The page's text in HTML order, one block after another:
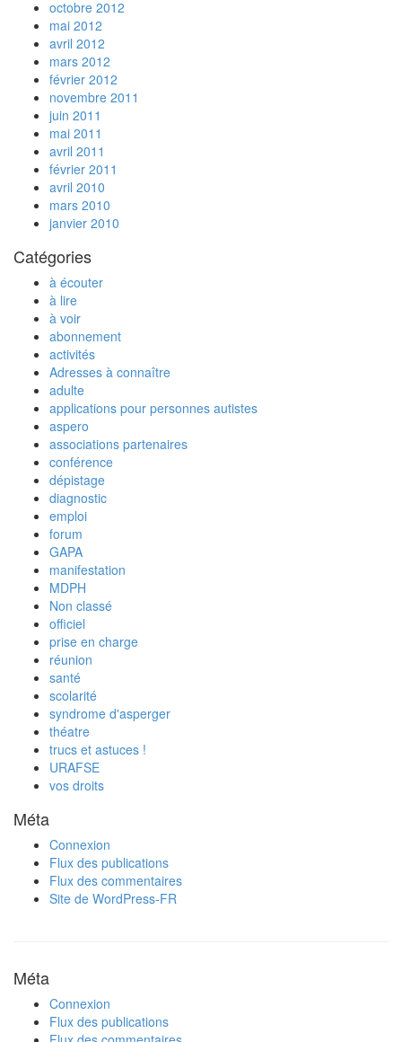
octobre 2012
mai 2012
avril 2012
mars 2012
février 2012
novembre 2011
juin 2011
mai 2011
avril 2011
février 2011
avril 2010
mars 2010
janvier 2010
Catégories
à écouter
à lire
à voir
abonnement
activités
Adresses à connaître
adulte
applications pour personnes autistes
aspero
associations partenaires
conférence
dépistage
diagnostic
emploi
forum
GAPA
manifestation
MDPH
Non classé
officiel
prise en charge
réunion
santé
scolarité
syndrome d'asperger
théatre
trucs et astuces !
URAFSE
vos droits
Méta
Connexion
Flux des publications
Flux des commentaires
Site de WordPress-FR
Méta
Connexion
Flux des publications